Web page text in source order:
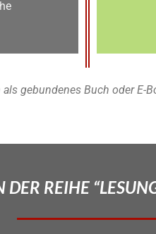
gebundenes Buch oder
REIHE